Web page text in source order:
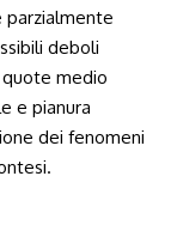
parzialmente
deboli
quote medio
e pianura
dei fenomeni